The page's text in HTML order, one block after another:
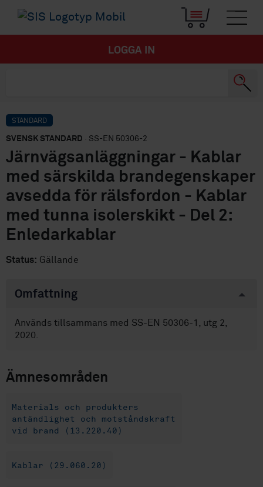
LOGGA IN
STANDARD
SVENSK STANDARD · SS-EN 50306-2
Järnvägsanläggningar - Kablar
med särskilda brandegenskaper
avsedda för rälsfordon - Kablar
med tunna isolerskikt - Del 2:
Enledarkablar
Status: Gällande
Omfattning
Används tillsammans med SS-EN 50306-1, utg 2,
2020.
Ämnesområden
Materials och produkters
antändlighet och motståndskraft
vid brand (13.220.40)
Kablar (29.060.20)